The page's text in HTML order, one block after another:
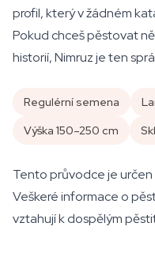
profil, který v žádném
Pokud chceš pěstovat
historií, Nimruz je ten
Regulérní semena
Výška 150–250 cm
Tento průvodce je určen
Veškeré informace o
vztahují k dospělým